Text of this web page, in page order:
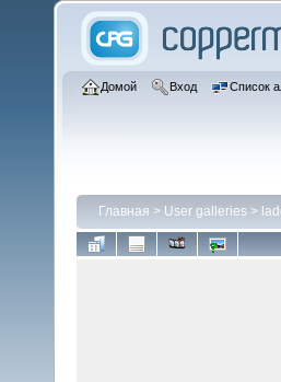
Домой Вход Список
Главная > User galleries >